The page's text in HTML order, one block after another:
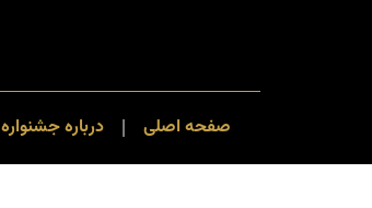
صفحه اصلی درباره جشنواره